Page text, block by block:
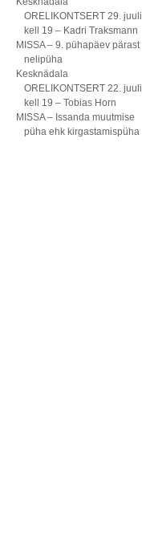
ORELIKONTSERT 29. juulil
kell 19 – Kadri Traksmann
MISSA – 9. pühapäev pärast
nelipüha
Kesknädala
ORELIKONTSERT 22. juulil
kell 19 – Tobias Horn
MISSA – Issanda muutmise
püha ehk kirgastamispüha